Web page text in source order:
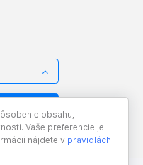
obsahu,
Vaše preferencie je
nájdete v pravidlách